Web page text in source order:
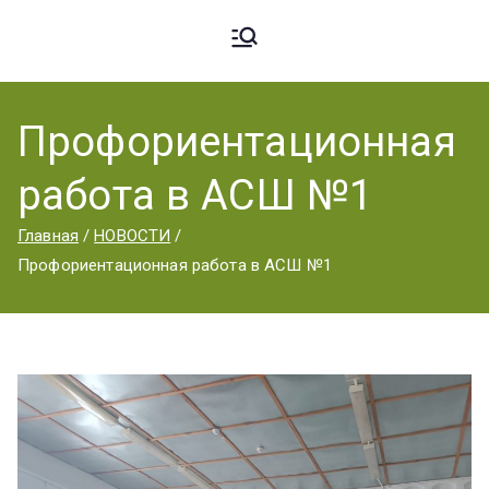
Ардато
вский
Аграрн
ый
Техник
аграрный
техникум».
Профориентационная
работа в АСШ №1
Главная
НОВОСТИ
Профориентационная работа в АСШ №1